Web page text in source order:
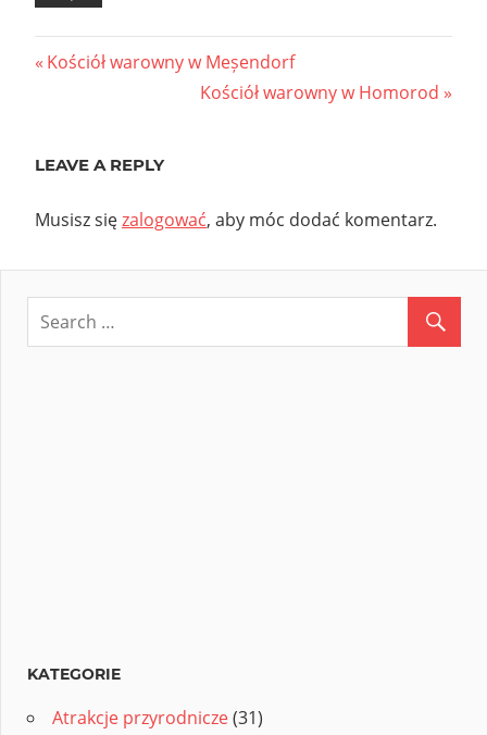
Nawigacja
Previous
Kościół warowny w Meșendorf
Next
Kościół warowny w Homorod
LEAVE A REPLY
Musisz sięzalogować, aby móc dodać komentarz.
KATEGORIE
Atrakcje przyrodnicze(31)